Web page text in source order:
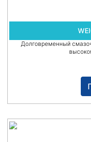
Долговременный